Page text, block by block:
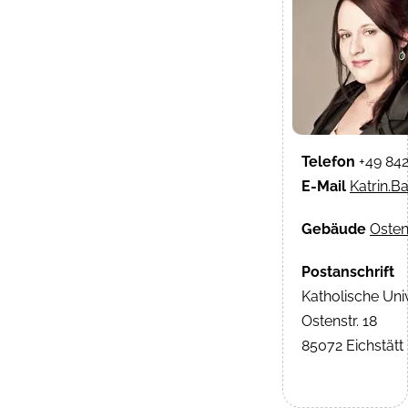
Telefon +49
E-Mail
Gebäude
Postanschrift
Katholische
Ostenstr. 18
85072 Eichstätt